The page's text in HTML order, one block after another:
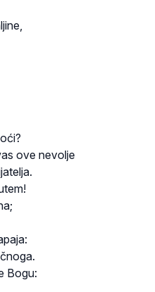
ove nevolje
Bogu: